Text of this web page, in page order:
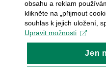
obsahu a reklam
klikněte na „přijmout
souhlas k jejich uložení,
Upravit možnosti
Jen